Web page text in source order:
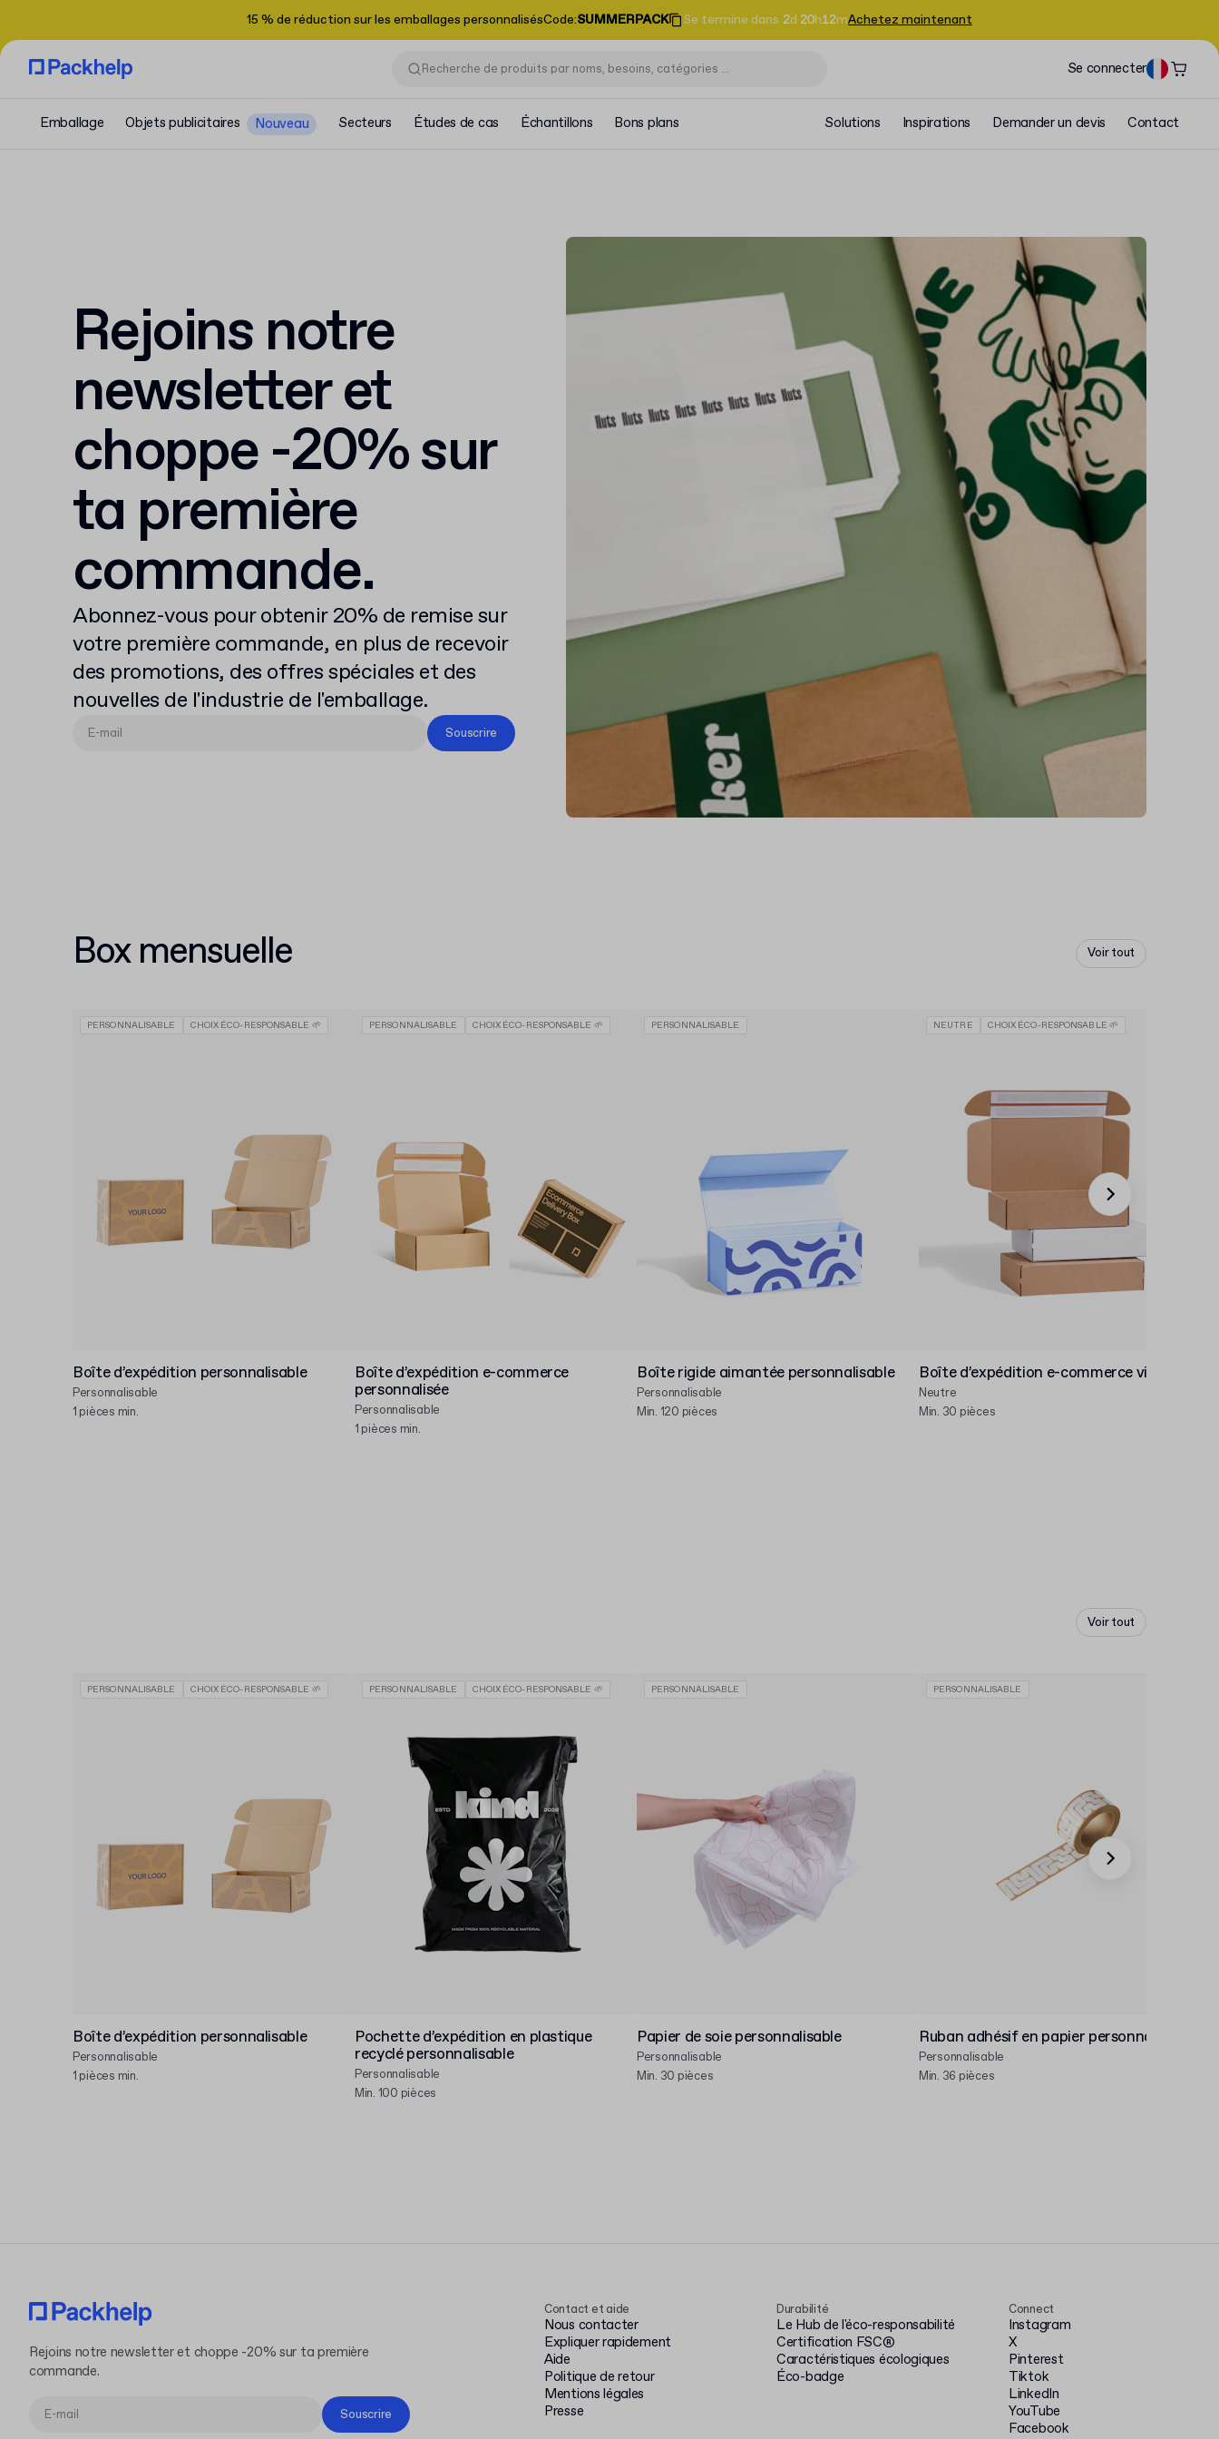
15 % de réduction sur les emballages personnalisésCode:SUMMERPACK Se termine dans 2d 20h12mAchetez maintenant
Se connecter
Emballage Objets publicitaires Nouveau Secteurs Études de cas Échantillons Bons plans Solutions Inspirations Demander un devis Contact
Rejoins notre
newsletter et
choppe -20% sur
ta première
commande.
Abonnez-vous pour obtenir 20% de remise sur
votre première commande, en plus de recevoir
des promotions, des offres spéciales et des
nouvelles de l'industrie de l'emballage.
Souscrire
Box mensuelle Voir tout
PERSONNALISABLE CHOIX ÉCO-RESPONSABLE 🌱
Boîte d’expédition personnalisable
Personnalisable
1 pièces min.
PERSONNALISABLE CHOIX ÉCO-RESPONSABLE 🌱
Boîte d’expédition e-commerce
personnalisée
Personnalisable
1 pièces min.
PERSONNALISABLE
Boîte rigide aimantée personnalisable
Personnalisable
Min. 120 pièces
NEUTRE CHOIX ÉCO-RESPONSABLE 🌱
Boîte d’expédition e-commerce vierge
Neutre
Min. 30 pièces
Voir tout
PERSONNALISABLE CHOIX ÉCO-RESPONSABLE 🌱
Boîte d’expédition personnalisable
Personnalisable
1 pièces min.
PERSONNALISABLE CHOIX ÉCO-RESPONSABLE 🌱
Pochette d’expédition en plastique
recyclé personnalisable
Personnalisable
Min. 100 pièces
PERSONNALISABLE
Papier de soie personnalisable
Personnalisable
Min. 30 pièces
PERSONNALISABLE
Ruban adhésif en papier personnalisable
Personnalisable
Min. 36 pièces
Contact et aide
Nous contacter
Expliquer rapidement
Aide
Politique de retour
Mentions légales
Presse
Durabilité
Le Hub de l'éco-responsabilité
Certification FSC®
Caractéristiques écologiques
Éco-badge
Connect
Instagram
X
Pinterest
Tiktok
LinkedIn
YouTube
Facebook
Rejoins notre newsletter et choppe -20% sur ta première
commande.
Souscrire